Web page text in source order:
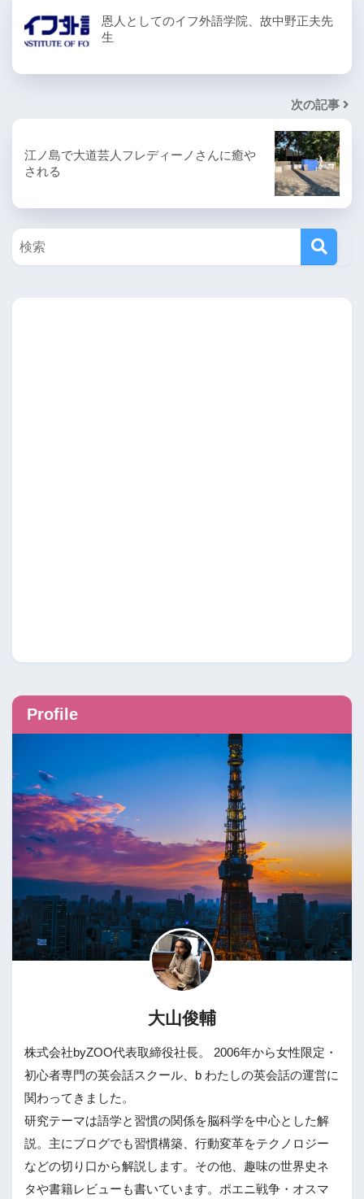
恩人としてのイフ外語学院、故中野正夫先
生
次の記事
江ノ島で大道芸人フレディーノさんに癒や
される
Profile
大山俊輔
株式会社byZOO代表取締役社長。 2006年から女性限定・
初心者専門の英会話スクール、b わたしの英会話の運営に
関わってきました。
研究テーマは語学と習慣の関係を脳科学を中心とした解
説。主にブログでも習慣構築、行動変革をテクノロジー
などの切り口から解説します。その他、趣味の世界史ネ
タや書籍レビューも書いています。ポエニ戦争・オスマ